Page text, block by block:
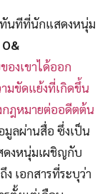
ทันทีที่นักแสดงหนุ่ม
O&
องเขาได้ออก
มขัดแย้งที่เกิดขึ้น
กฎหมายต่ออดีตต้น
มูลผ่านสื่อ ซึ่งเป็น
ดงหนุ่มเผชิญกับ
ง เอกสารที่ระบุว่า